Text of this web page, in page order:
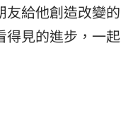
友給他創造改變的
得見的進步，一起